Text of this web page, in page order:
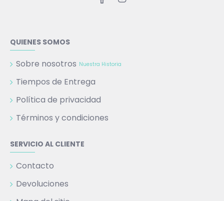
QUIENES SOMOS
Sobre nosotros Nuestra Historia
Tiempos de Entrega
Política de privacidad
Términos y condiciones
SERVICIO AL CLIENTE
Contacto
Devoluciones